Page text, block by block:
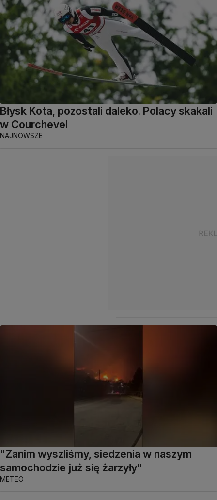
Błysk Kota, pozostali daleko. Polacy skakali
w Courchevel
NAJNOWSZE
"Zanim wyszliśmy, siedzenia w naszym
samochodzie już się żarzyły"
METEO